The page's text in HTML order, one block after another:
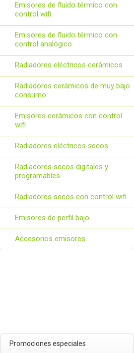
Emisores de fluido térmico con
control wifi
Emisores de fluido térmico con
control analógico
Radiadores eléctricos cerámicos
Radiadores cerámicos de muy bajo
consumo
Emisores cerámicos con control
wifi
Radiadores eléctricos secos
Radiadores secos digitales y
programables
Radiadores secos con control wifi
Emisores de perfil bajo
Accesorios emisores
Promociones especiales